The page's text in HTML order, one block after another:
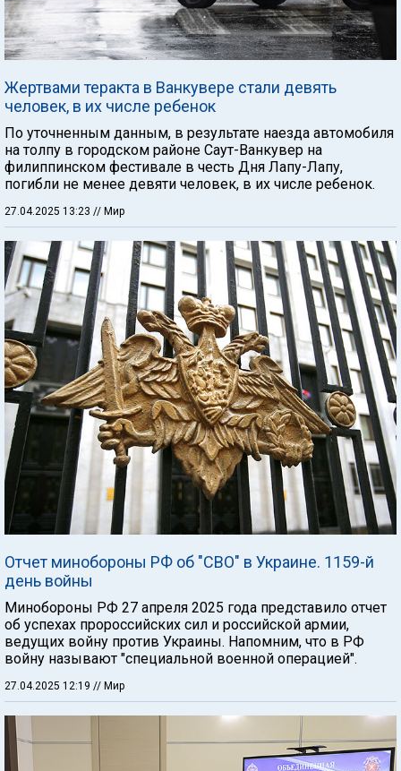
Жертвами теракта в Ванкувере стали девять
человек, в их числе ребенок
По уточненным данным, в результате наезда автомобиля
на толпу в городском районе Саут-Ванкувер на
филиппинском фестивале в честь Дня Лапу-Лапу,
погибли не менее девяти человек, в их числе ребенок.
27.04.2025 13:23 // Мир
Отчет минобороны РФ об "СВО" в Украине. 1159-й
день войны
Минобороны РФ 27 апреля 2025 года представило отчет
об успехах пророссийских сил и российской армии,
ведущих войну против Украины. Напомним, что в РФ
войну называют "специальной военной операцией".
27.04.2025 12:19 // Мир